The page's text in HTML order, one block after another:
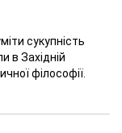
сукупність
в Західній
філософії.